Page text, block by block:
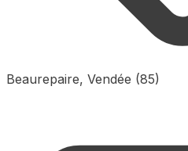
Beaurepaire, Vendée (85)